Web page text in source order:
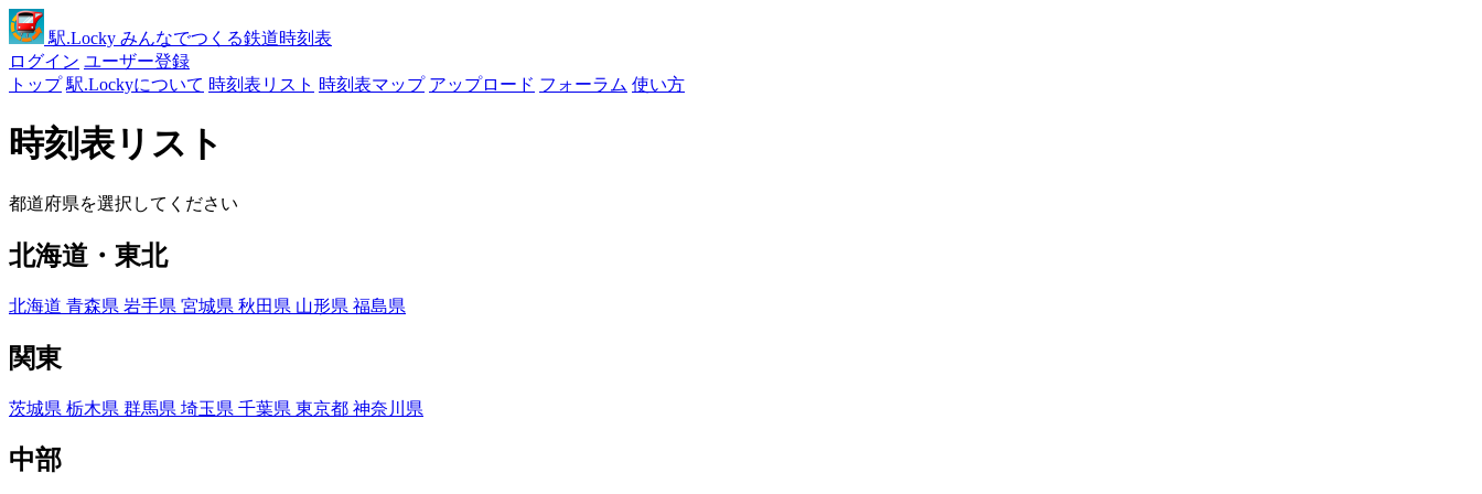
駅.Locky みんなでつくる鉄道時刻表
ログイン ユーザー登録
トップ 駅.Lockyについて 時刻表リスト 時刻表マップ アップロード フォーラム 使い方
時刻表リスト
都道府県を選択してください
北海道・東北
北海道 青森県 岩手県 宮城県 秋田県 山形県 福島県
関東
茨城県 栃木県 群馬県 埼玉県 千葉県 東京都 神奈川県
中部